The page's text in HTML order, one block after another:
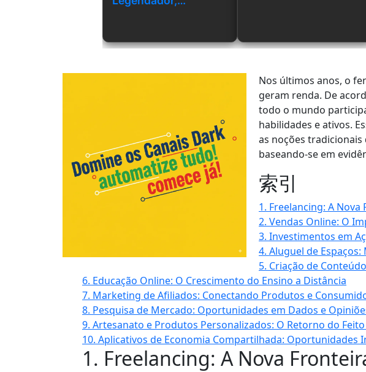
Nos últimos anos, o
geram renda. De
todo o mundo
habilidades e ativos.
as noções
baseando-se em
索引
1. Freelancing: A
2. Vendas Online: O
3. Investimentos em
4. Aluguel de
5. Criação de
6. Educação Online: O Crescimento do Ensino a Distância
7. Marketing de Afiliados: Conectando Produtos e
8. Pesquisa de Mercado: Oportunidades em Dados e
9. Artesanato e Produtos Personalizados: O Retorno do
10. Aplicativos de Economia Compartilhada: Oportunidades
1. Freelancing: A Nova